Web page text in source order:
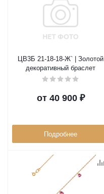
ЦВ3Б 21-18-18-Ж` | Золотой
декоративный браслет
от 40 900 ₽
Подробнее